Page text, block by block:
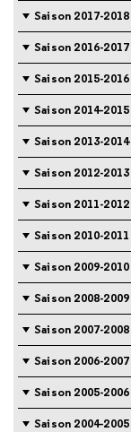
Saison 2017-2018
Saison 2016-2017
Saison 2015-2016
Saison 2014-2015
Saison 2013-2014
Saison 2012-2013
Saison 2011-2012
Saison 2010-2011
Saison 2009-2010
Saison 2008-2009
Saison 2007-2008
Saison 2006-2007
Saison 2005-2006
Saison 2004-2005